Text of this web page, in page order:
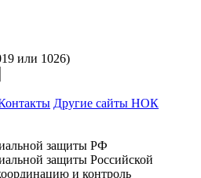
или 1026)
Другие сайты НОК
защиты РФ
защиты Российской
и контроль